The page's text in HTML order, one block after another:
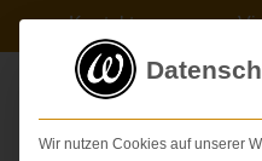
springen
Kontakt
Wir nutzen Cookies auf unserer